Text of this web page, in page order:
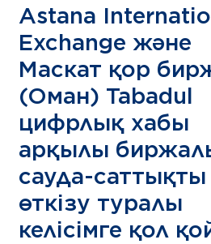
Astana
Exchange және
Маскат қор
(Оман) Tabadul
цифрлық хабы
арқылы
сауда-саттықты
өткізу туралы
келісімге қол